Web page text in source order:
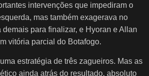
intervenções que impediram o
mas também exagerava no
para finalizar, e Hyoran e Allan
vitória parcial do Botafogo.
estratégia de três zagueiros. Mas as
ainda atrás do resultado, absoluto